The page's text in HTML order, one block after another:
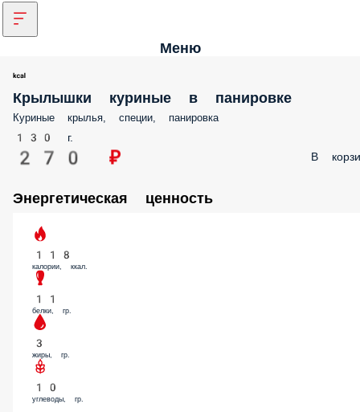
Меню
Крылышки куриные в панировке
Куриные крылья, специи, панировка
130 г.
270 ₽ В
Энергетическая ценность
118
калории, ккал.
11
белки, гр.
3
жиры, гр.
10
углеводы, гр.